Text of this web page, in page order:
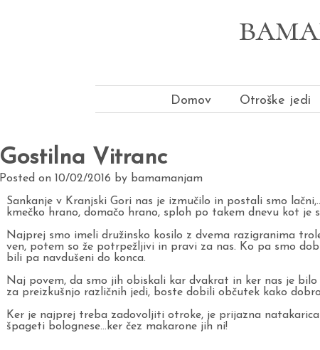
Domov Otroške jedi
Gostilna Vitranc
Posted on 10/02/2016 by bamamanjam
Sankanje v Kranjski Gori nas je izmučilo in postali smo
kmečko hrano, domačo hrano, sploh po takem dnevu kot je
Najprej smo imeli družinsko kosilo z dvema razigranima
ven, potem so že potrpežljivi in pravi za nas. Ko pa smo
bili pa navdušeni do konca.
Naj povem, da smo jih obiskali kar dvakrat in ker nas je
za preizkušnjo različnih jedi, boste dobili občutek kako
Ker je najprej treba zadovoljiti otroke, je prijazna
špageti bolognese…ker čez makarone jih ni!